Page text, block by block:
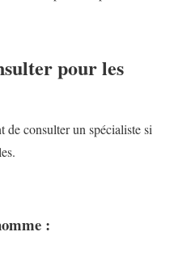
pour les
consulter un spécialiste si
: